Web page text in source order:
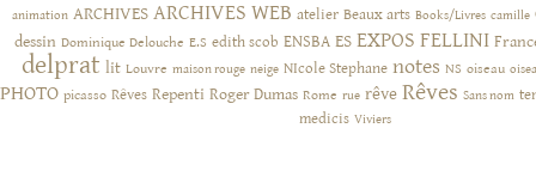
animation ARCHIVES ARCHIVES WEB atelier Beaux arts Books/Livres camille
dessin Dominique Delouche E.S edith scob ENSBA ES EXPOS FELLINI
delprat lit Louvre maison rouge neige NIcole Stephane notes NS oiseau
PHOTO picasso Rêves Repenti Roger Dumas Rome rue rêve Rêves Sans nom
medicis Viviers